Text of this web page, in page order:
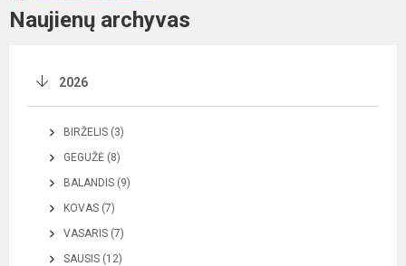
Naujienų archyvas
2026
BIRŽELIS (3)
GEGUŽĖ (8)
BALANDIS (9)
KOVAS (7)
VASARIS (7)
SAUSIS (12)